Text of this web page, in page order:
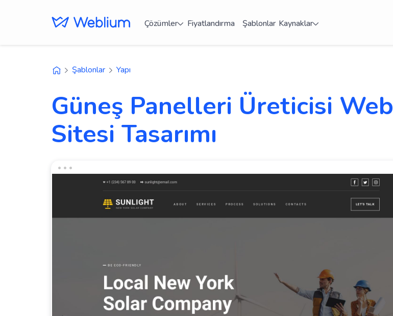
Çözümler Fiyatlandırma Şablonlar Kaynaklar
Şablonlar Yapı
Güneş Panelleri Üreticisi Web
Sitesi Tasarımı